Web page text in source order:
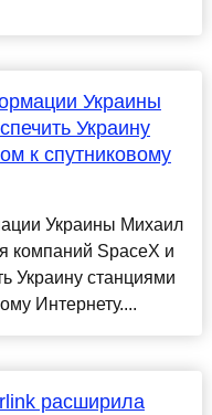
Украины
Украину
к спутниковому
Украины Михаил
компаний SpaceX и
Украину станциями
Интернету....
расширила